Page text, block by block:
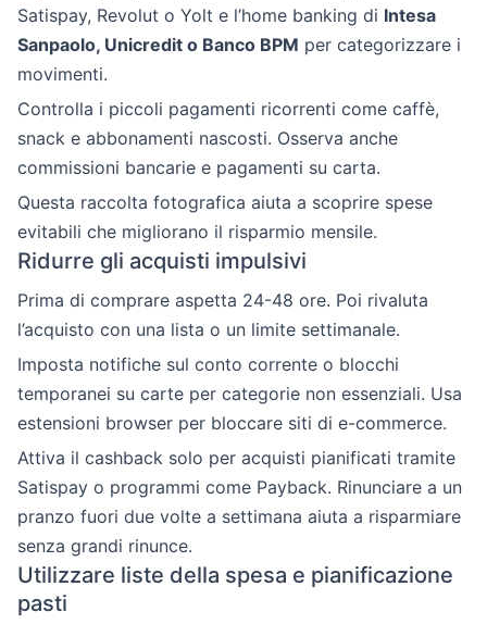
Satispay, Revolut o Yolt e l’home banking di Intesa
Sanpaolo, Unicredit o Banco BPM per categorizzare i
movimenti.
Controlla i piccoli pagamenti ricorrenti come caffè,
snack e abbonamenti nascosti. Osserva anche
commissioni bancarie e pagamenti su carta.
Questa raccolta fotografica aiuta a scoprire spese
evitabili che migliorano il risparmio mensile.
Ridurre gli acquisti impulsivi
Prima di comprare aspetta 24-48 ore. Poi rivaluta
l’acquisto con una lista o un limite settimanale.
Imposta notifiche sul conto corrente o blocchi
temporanei su carte per categorie non essenziali. Usa
estensioni browser per bloccare siti di e-commerce.
Attiva il cashback solo per acquisti pianificati tramite
Satispay o programmi come Payback. Rinunciare a un
pranzo fuori due volte a settimana aiuta a risparmiare
senza grandi rinunce.
Utilizzare liste della spesa e pianificazione
pasti